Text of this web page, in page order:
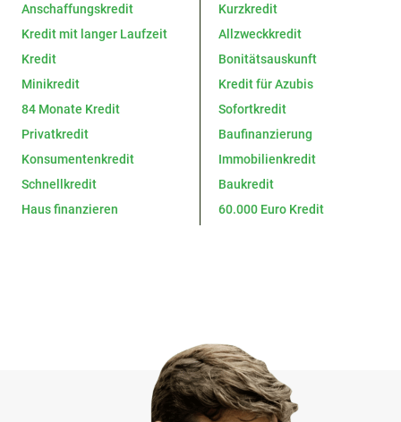
Anschaffungskredit
Kurzkredit
Kredit mit langer Laufzeit
Allzweckkredit
Kredit
Bonitätsauskunft
Minikredit
Kredit für Azubis
84 Monate Kredit
Sofortkredit
Privatkredit
Baufinanzierung
Konsumentenkredit
Immobilienkredit
Schnellkredit
Baukredit
Haus finanzieren
60.000 Euro Kredit